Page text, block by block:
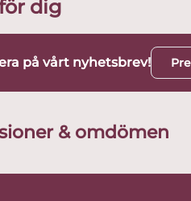
dig
på vårt nyhetsbrev!
& omdömen